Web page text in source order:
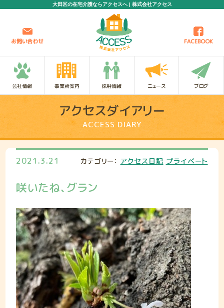
大田区の在宅介護ならアクセスへ | 株式会社アクセス
お問い合わせ FACEBOOK
会社情報 事業所案内 採用情報 ニュース ブログ
アクセスダイアリー
ACCESS DIARY
2021.3.21 カテゴリー： アクセス日記 プライベート
咲いたね、グラン